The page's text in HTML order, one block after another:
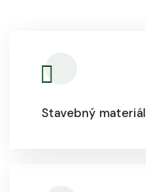
Stavebný materiál